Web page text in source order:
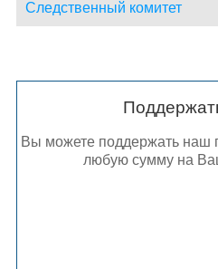
Следственный комитет
Вы можете поддержать наш
любую сумму на